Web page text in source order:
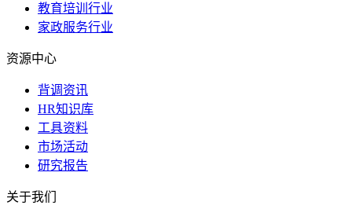
教育培训行业
家政服务行业
资源中心
背调资讯
HR知识库
工具资料
市场活动
研究报告
关于我们